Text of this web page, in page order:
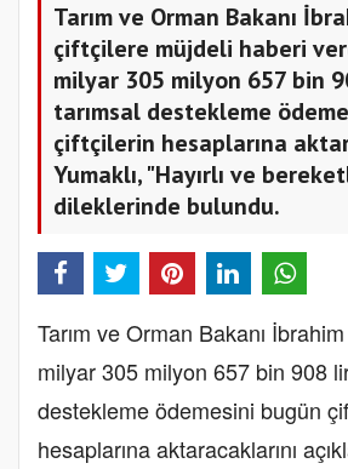
Tarım ve Orman Bakanı
çiftçilere müjdeli haberi
milyar 305 milyon 657 bin
tarımsal destekleme
çiftçilerin hesaplarına
Yumaklı, "Hayırlı ve
dileklerinde bulundu.
Tarım ve Orman Bakanı
milyar 305 milyon 657 bin 908
destekleme ödemesini bugün
hesaplarına aktaracaklarını